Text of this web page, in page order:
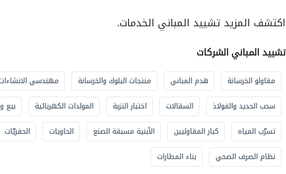
اكتشف المزيد تشييد المباني الخدمات.
تشييد المباني الشركات
مقاولو الخرسانة هدم المباني منتجات البلوك والخرسانة مهندسي
سحب الحديد والفولاذ
السقالات اختبار التربة المولدات الكهربائية بيع
تسرّب المياه
كبار المقاوليين الأبنية مسبقة الصنع الحاويات الحفريّات
نظام الصرف الصحي
بناء المطارات